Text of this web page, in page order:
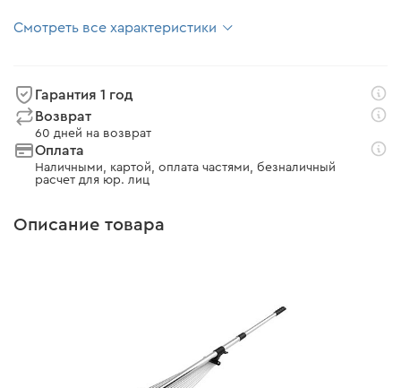
Смотреть все характеристики
Гарантия 1 год
Возврат
60 дней на возврат
Оплата
Наличными, картой, оплата частями, безналичный
расчет для юр. лиц
Описание товара